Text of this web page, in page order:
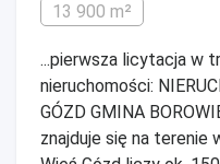
13 900 m²
...pierwsza licytacja w
nieruchomości:
GÓZD GMINA
znajduje się na terenie